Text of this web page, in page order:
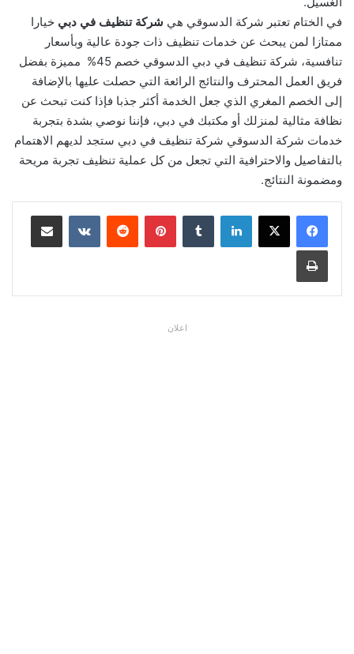
في الختام تعتبر شركة الدسوقي هي شركة تنظيف في دبي خيارا
ممتازا لمن يبحث عن خدمات تنظيف ذات جودة عالية وبأسعار
تنافسية، شركة تنظيف في دبي الدسوقي خصم 45% مميزة بفضل
فريق العمل المحترف والنتائج الرائعة التي حصلت عليها بالإضافة
إلى الخصم المغري الذي جعل الخدمة أكثر جذبا فإذا كنت تبحث عن
نظافة مثالية لمنزلك أو مكتبك في دبي، فإننا نوصي بشدة بتجربة
خدمات شركة الدسوقي شركة تنظيف في دبي ستجد لديهم الاهتمام
بالتفاصيل والاحترافية التي تجعل من كل عملية تنظيف تجربة مريحة
ومضمونة النتائج.
لينكدإن بينتيريست مشاركة عبر البريد
طباعة
اعلان